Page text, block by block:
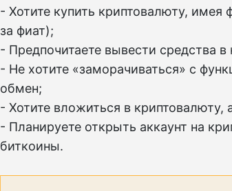
- Хотите купить криптовалюту, имея
за фиат);
- Предпочитаете вывести средства в
- Не хотите «заморачиваться» с
обмен;
- Хотите вложиться в криптовалюту,
- Планируете открыть аккаунт на
биткоины.